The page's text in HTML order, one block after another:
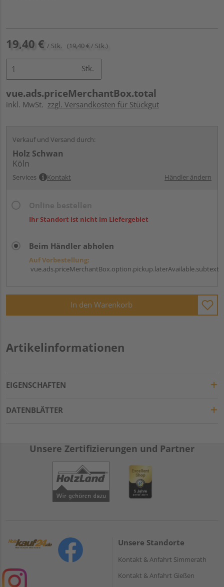
19,40 € / Stk. (19,40 € / Stk.)
Stk.
vue.ads.priceMerchantBox.total
inkl. MwSt. zzgl. Versandkosten für Stückgut
Verkauf und Versand durch:
Holz Schwan
Köln
Services Kontakt Händler ändern
Ihr Standort ist nicht im Liefergebiet
Beim Händler abholen
Auf Vorbestellung:
vue.ads.priceMerchantBox.option.pickup.laterAvailable.subtext
In den Warenkorb
Artikelinformationen
EIGENSCHAFTEN
DATENBLÄTTER
Unsere Zertifizierungen und Partner
Unsere Standorte
Kontakt & Anfahrt Simmerath
Kontakt & Anfahrt Gießen